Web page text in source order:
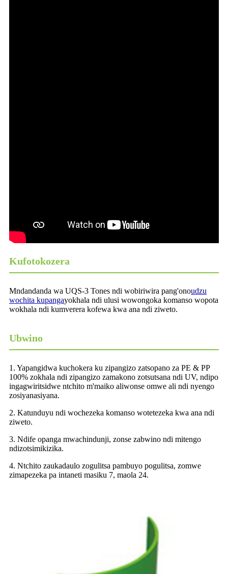
Kufotokozera
Mndandanda wa UQS-3 Tones ndi wobiriwira pang'onoudzu
wochita kupangayokhala ndi ulusi wowongoka komanso wopota
wokhala ndi kumverera kofewa kwa ana ndi ziweto.
Ubwino
1. Yapangidwa kuchokera ku zipangizo zatsopano za PE & PP
100% zokhala ndi zipangizo zamakono zotsutsana ndi UV, ndipo
ingagwiritsidwe ntchito m'maiko aliwonse omwe ali ndi nyengo
zosiyanasiyana.
2. Katunduyu ndi wochezeka komanso wotetezeka kwa ana ndi
ziweto.
3. Ndife opanga mwachindunji, zonse zabwino ndi mitengo
ndizotsimikizika.
4. Ntchito zaukadaulo zogulitsa pambuyo pogulitsa, zomwe
zimapezeka pa intaneti masiku 7, maola 24.